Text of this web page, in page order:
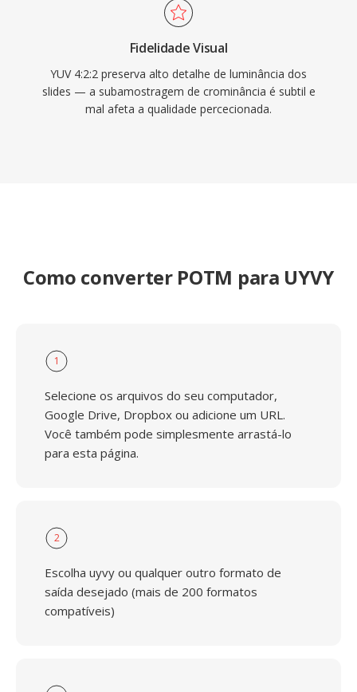
Fidelidade Visual
YUV 4:2:2 preserva alto detalhe de luminância dos
slides — a subamostragem de crominância é subtil e
mal afeta a qualidade percecionada.
Como converter POTM para UYVY
1
Selecione os arquivos do seu computador,
Google Drive, Dropbox ou adicione um URL.
Você também pode simplesmente arrastá-lo
para esta página.
2
Escolha uyvy ou qualquer outro formato de
saída desejado (mais de 200 formatos
compatíveis)